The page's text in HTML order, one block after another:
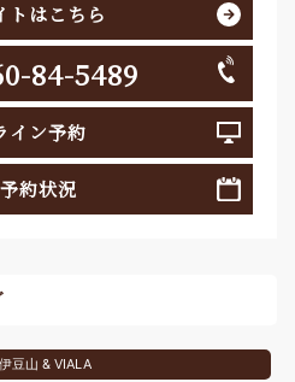
トはこちら
84-5489
イン予約
約状況
豆山 & VIALA